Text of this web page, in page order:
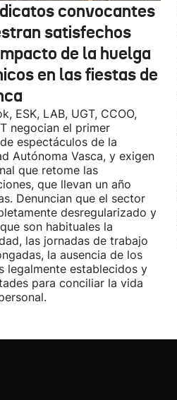
convocantes
satisfechos
de la huelga
en las fiestas de
ESK, LAB, UGT, CCOO,
negocian el primer
espectáculos de la
Autónoma Vasca, y exigen
que retome las
que llevan un año
Denuncian que el sector
desregularizado y
son habituales la
las jornadas de trabajo
la ausencia de los
legalmente establecidos y
para conciliar la vida